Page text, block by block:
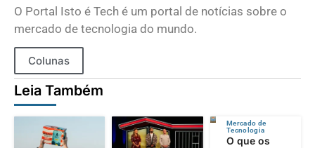
O Portal Isto é Tech é um portal de notícias sobre o
mercado de tecnologia do mundo.
Colunas
Leia Também
Mercado de
Tecnologia
O que os